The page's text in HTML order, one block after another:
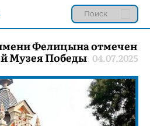
Фелицына отмечен
Музея Победы 04.07.2025